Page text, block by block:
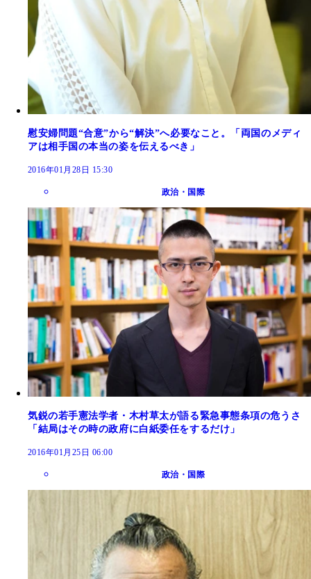
慰安婦問題“合意”から“解決”へ必要なこと。「両国のメディ
アは相手国の本当の姿を伝えるべき」
2016年01月28日 15:30
政治・国際
気鋭の若手憲法学者・木村草太が語る緊急事態条項の危うさ
「結局はその時の政府に白紙委任をするだけ」
2016年01月25日 06:00
政治・国際